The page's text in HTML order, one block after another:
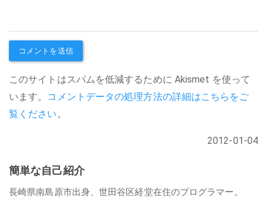
このサイトはスパムを低減するために Akismet を使って
います。 コメントデータの処理方法の詳細はこちらをご
覧ください。
2012-01-04
簡単な自己紹介
長崎県南島原市出身、世田谷区経堂在住のプログラマー。